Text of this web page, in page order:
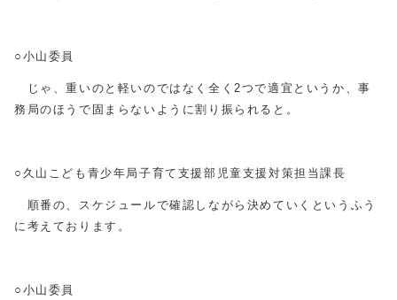
○小山委員
じゃ、重いのと軽いのではなく全く2つで適宜というか、事
務局のほうで固まらないように割り振られると。
○久山こども青少年局子育て支援部児童支援対策担当課長
順番の、スケジュールで確認しながら決めていくというふう
に考えております。
○小山委員